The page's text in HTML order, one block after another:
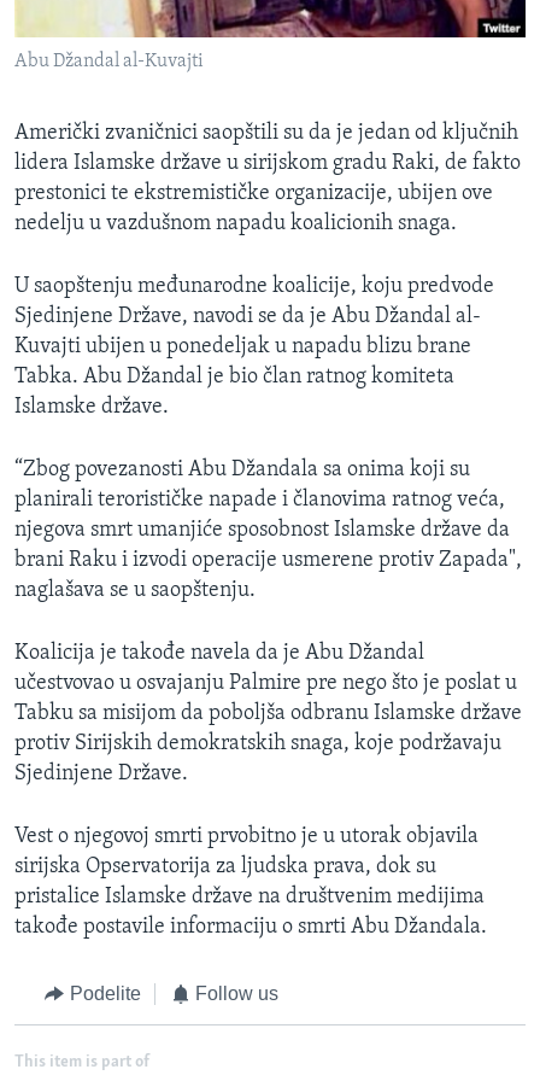
INTERVJU
Abu Džandal al-Kuvajti
Američki zvaničnici saopštili su da je jedan od ključnih
lidera Islamske države u sirijskom gradu Raki, de fakto
prestonici te ekstremističke organizacije, ubijen ove
nedelju u vazdušnom napadu koalicionih snaga.
U saopštenju međunarodne koalicije, koju predvode
Sjedinjene Države, navodi se da je Abu Džandal al-
Kuvajti ubijen u ponedeljak u napadu blizu brane
Tabka. Abu Džandal je bio član ratnog komiteta
Islamske države.
“Zbog povezanosti Abu Džandala sa onima koji su
planirali terorističke napade i članovima ratnog veća,
njegova smrt umanjiće sposobnost Islamske države da
brani Raku i izvodi operacije usmerene protiv Zapada",
naglašava se u saopštenju.
Koalicija je takođe navela da je Abu Džandal
učestvovao u osvajanju Palmire pre nego što je poslat u
Tabku sa misijom da poboljša odbranu Islamske države
protiv Sirijskih demokratskih snaga, koje podržavaju
Sjedinjene Države.
Vest o njegovoj smrti prvobitno je u utorak objavila
sirijska Opservatorija za ljudska prava, dok su
pristalice Islamske države na društvenim medijima
takođe postavile informaciju o smrti Abu Džandala.
Podelite Follow us
This item is part of